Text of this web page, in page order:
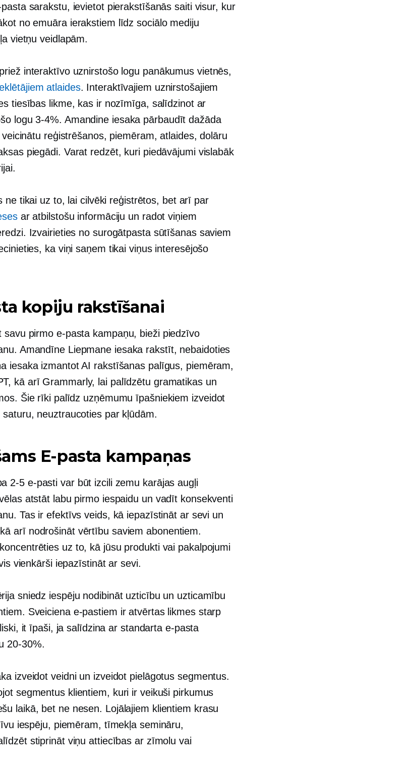
sarakstu, ievietot pierakstīšanās saiti visur, kur
no emuāra ierakstiem līdz sociālo mediju
vietņu veidlapām.
interaktīvo uznirstošo logu panākumus vietnēs,
atlaides. Interaktīvajiem uznirstošajiem
tiesības likme, kas ir nozīmīga, salīdzinot ar
logu3-4%. Amandine iesaka pārbaudīt dažāda
reģistrēšanos, piemēram, atlaides, dolāru
piegādi. Varat redzēt, kuri piedāvājumi vislabāk
ne tikai uz to, lai cilvēki reģistrētos, bet arī par
ar atbilstošu informāciju un radot viņiem
Izvairieties no surogātpasta sūtīšanas saviem
ka viņi saņem tikai viņus interesējošo
kopiju rakstīšanai
savu pirmo e-pasta kampaņu, bieži piedzīvo
Amandīne Liepmane iesaka rakstīt, nebaidoties
iesaka izmantot AI rakstīšanas palīgus, piemēram,
kā arī Grammarly, lai palīdzētu gramatikas un
Šie rīki palīdz uzņēmumu īpašniekiem izveidot
saturu, neuztraucoties par kļūdām.
E-pasta kampaņas
2-5e-pasti var būt izcili zemu karājas augļi
atstāt labu pirmo iespaidu un vadīt konsekventi
Tas ir efektīvs veids, kā iepazīstināt ar sevi un
arī nodrošināt vērtību saviem abonentiem.
uz to, kā jūsu produkti vai pakalpojumi
vienkārši iepazīstināt ar sevi.
sniedz iespēju nodibināt uzticību un uzticamību
Sveiciena e-pastiem ir atvērtas likmes starp
it īpaši, ja salīdzina ar standarta e-pasta
20-30%.
izveidot veidni un izveidot pielāgotus segmentus.
segmentus klientiem, kuri ir veikuši pirkumus
laikā, bet ne nesen. Lojālajiem klientiem krasu
iespēju, piemēram, tīmekļa semināru,
stiprināt viņu attiecības ar zīmolu vai